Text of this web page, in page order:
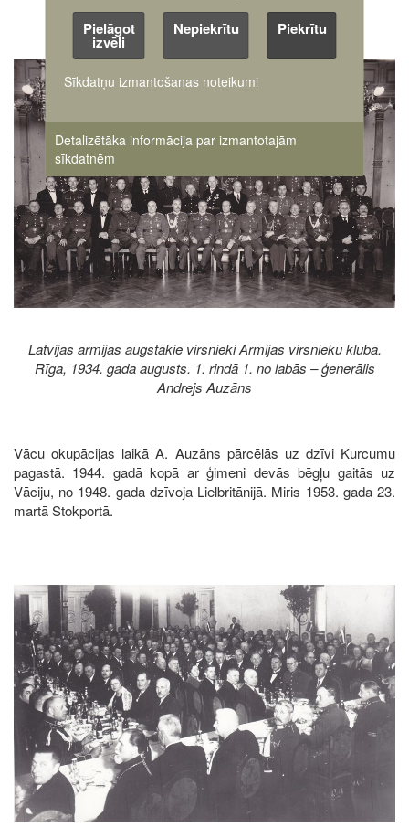
Image
Latvijas armijas augstākie virsnieki Armijas virsnieku klubā.
Rīga, 1934. gada augusts. 1. rindā 1. no labās – ģenerālis
Andrejs Auzāns
Vācu okupācijas laikā A. Auzāns pārcēlās uz dzīvi Kurcumu
pagastā. 1944. gadā kopā ar ģimeni devās bēgļu gaitās uz
Vāciju, no 1948. gada dzīvoja Lielbritānijā. Miris 1953. gada 23.
martā Stokportā.
Image
Pielāgot
izvēli
Nepiekrītu Piekrītu
Sīkdatņu izmantošanas noteikumi
Detalizētāka informācija par izmantotajām
sīkdatnēm